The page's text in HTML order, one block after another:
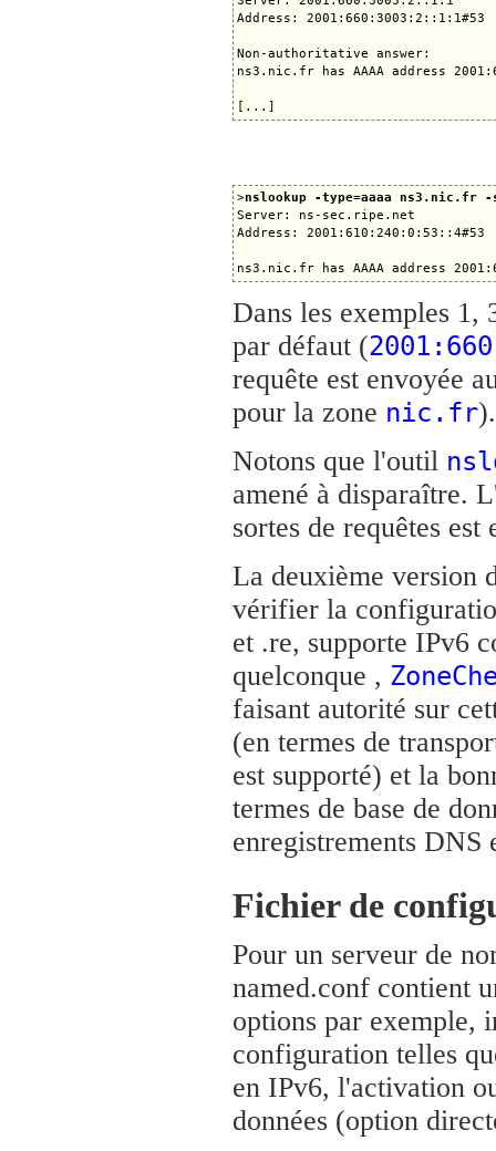
Address: 2001:660:3003:2::1:1#53
Non-authoritative answer:
ns3.nic.fr has AAAA address
>nslookup -type=aaaa ns3.nic.fr
Server: ns-sec.ripe.net
Address: 2001:610:240:0:53::4#53
Dans les exemples 1,
par défaut (
requête est envoyée
pour la zone nic.fr).
Notons que l'outil
amené à disparaître.
sortes de requêtes
La deuxième version
vérifier la
et .re, supporte IPv6
quelconque ,
faisant autorité sur
(en termes de
est supporté) et la
termes de base de
enregistrements DNS
Fichier de
Pour un serveur de
named.conf contient
options par exemple,
configuration telles
en IPv6, l'activation
données (option